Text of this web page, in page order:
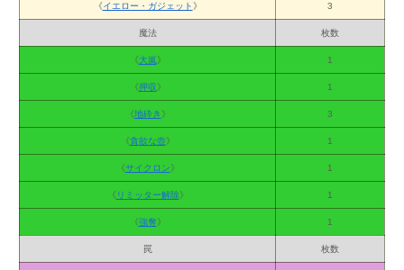
《イエロー・ガジェット》 3
魔法 枚数
《大嵐》 1
《押収》 1
《地砕き 》 3
《貪欲な壺》 1
《サイクロン》 1
《リミッター解除》 1
《強奪》 1
罠 枚数